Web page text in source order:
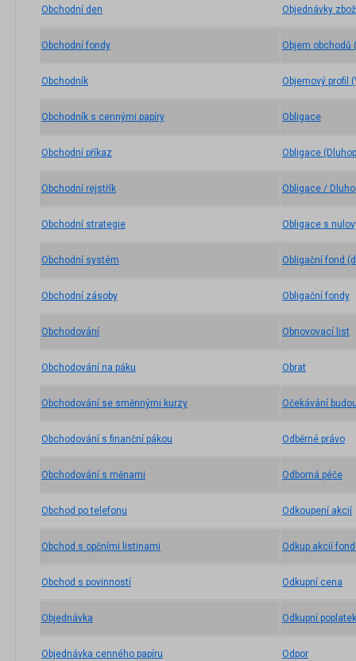
Obchodní den
Obchodní fondy
Obchodník
Obchodník s cennými papíry
Obchodní příkaz
Obchodní rejstřík
Obchodní strategie
Obchodní systém
Obchodní zásoby
Obchodování
Obchodování na páku
Obchodování se směnnými kurzy
Obchodování s finanční pákou
Obchodování s měnami
Obchod po telefonu
Obchod s opčními listinami
Obchod s povinností
Objednávka
Objednávka cenného papíru
Objednávky
Objem obchodů
Objemový profil
Obligace
Obligace
Obligace /
Obligace s
Obligační fond
Obligační fondy
Obnovovací list
Obrat
Očekávání
Odběrné právo
Odborná péče
Odkoupení akcií
Odkup akcií
Odkupní cena
Odkupní poplatek
Odpor